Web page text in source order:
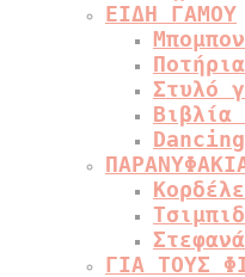
ΕΙΔΗ ΓΑΜΟΥ
Στυλό
Βιβλία
ΓΙΑ ΤΟΥΣ